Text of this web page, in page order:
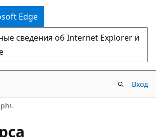
Edge
сведения об Internet Explorer и
Вход